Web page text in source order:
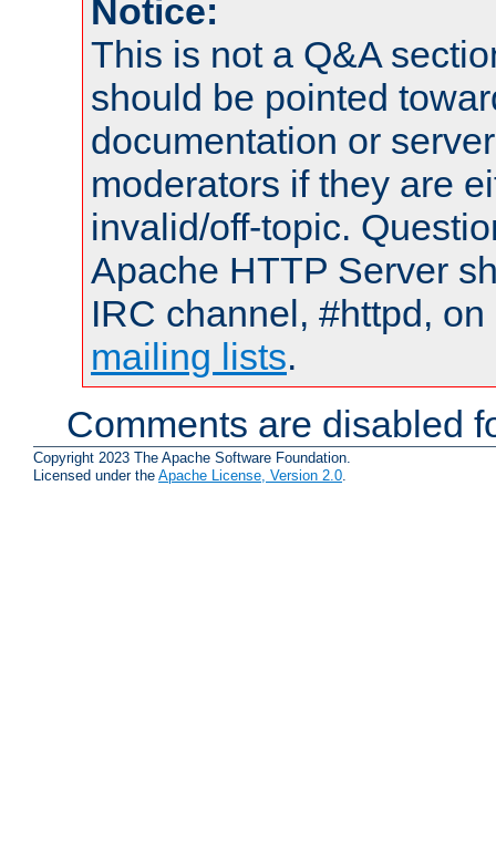
Notice:
This is not a Q&A
should be pointed
documentation or
moderators if they are
invalid/off-topic.
Apache HTTP Server
IRC channel, #httpd,
mailing lists.
Comments are disabled
Copyright 2023 The Apache Software Foundation.
Licensed under the Apache License, Version 2.0.